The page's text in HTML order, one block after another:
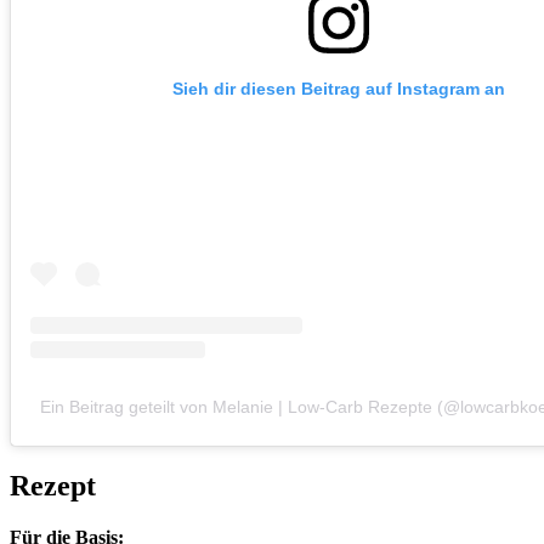
Sieh dir diesen Beitrag auf Instagram an
Ein Beitrag geteilt von Melanie | Low-Carb Rezepte
Rezept
Für die Basis: